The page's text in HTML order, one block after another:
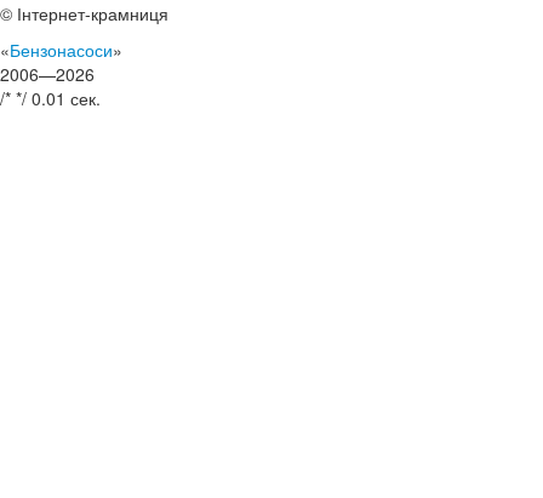
© Інтернет-крамниця
«Бензонасоси»
2006—2026
/* */ 0.01 сек.